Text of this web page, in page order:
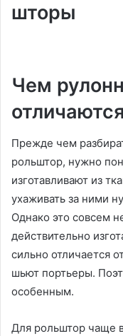
шторы
Чем
Прежде чем
рольштор, нужно
изготавливают из
ухаживать за ними
Однако это совсем
действительно
сильно отличается
шьют портьеры.
особенным.
Для рольштор чаще